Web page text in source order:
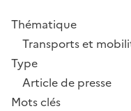
Thématique
Transports et
Type
Article de presse
Mots clés